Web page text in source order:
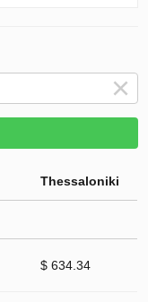
Thessaloniki
$ 634.34